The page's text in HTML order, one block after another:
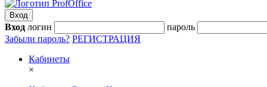
Вход
Вход логин пароль
Забыли пароль? РЕГИСТРАЦИЯ
Кабинеты
×